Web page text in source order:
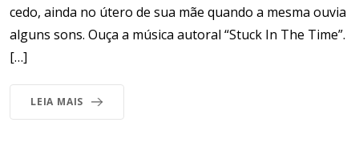
cedo, ainda no útero de sua mãe quando a mesma ouvia
alguns sons. Ouça a música autoral “Stuck In The Time”.
[…]
LEIA MAIS